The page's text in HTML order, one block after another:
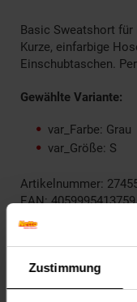
Zustimmung
Basic Sweatshort für
Kurze, einfarbige
Einschubtaschen.
Gewählte Variante:
var_Farbe: Grau
var_Größe: S
Artikelnummer:
EAN: 4059995413759
Artikel gehört zur